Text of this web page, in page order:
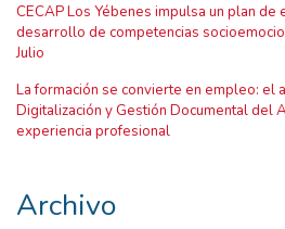
CECAP Los Yébenes impulsa un plan de
desarrollo de competencias
Julio
La formación se convierte en empleo: el
Digitalización y Gestión Documental del
experiencia profesional
Archivo